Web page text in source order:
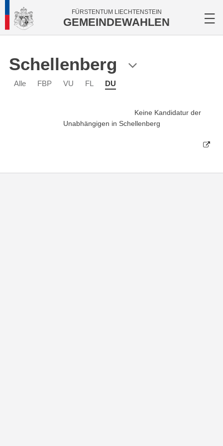
FÜRSTENTUM LIECHTENSTEIN
GEMEINDEWAHLEN
Schellenberg
Alle FBP VU FL DU
Keine Kandidatur der
Unabhängigen in Schellenberg